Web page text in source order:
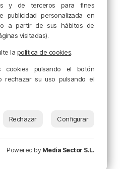
y de terceros para fines
publicidad personalizada en
a partir de sus hábitos de
visitadas).
la política de cookies.
cookies pulsando el botón
rechazar su uso pulsando el
Rechazar Configurar
Powered by Media Sector S.L.